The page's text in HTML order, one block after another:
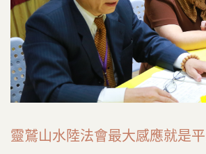
靈鷲山水陸法會最大感應就是